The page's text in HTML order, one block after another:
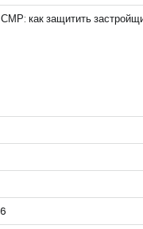
как защитить